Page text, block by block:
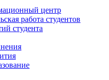
центр
работа студентов
студента